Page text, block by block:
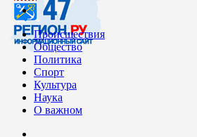
Происшествия
Общество
Политика
Спорт
Культура
Наука
О важном